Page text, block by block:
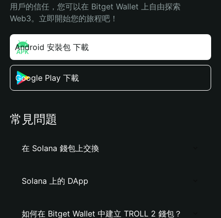
用戶的信任，您可以在 Bitget Wallet 上自由探索
Web3。立即開始您的旅程吧！
Android 安裝包 下載
Google Play 下載
常見問題
在 Solana 錢包上交換
Solana 上的 DApp
如何在 Bitget Wallet 中建立 TROLL 2 錢包？